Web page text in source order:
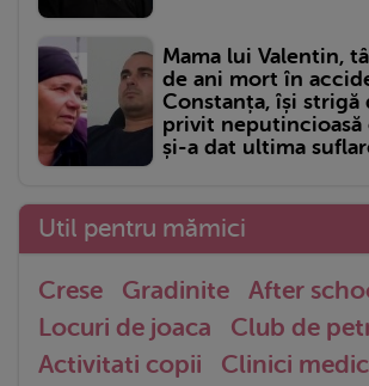
Mama lui Valentin,
de ani mort în
Constanța, își strigă
privit neputincioasă
și-a dat ultima
Util pentru mămici
Crese Gradinite After
Locuri de joaca
Club de
Activitati copii
Clinici